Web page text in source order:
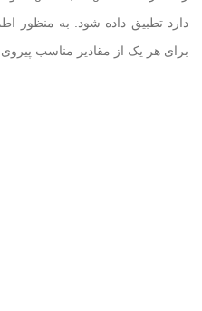
دارد تطبیق داده شود. به منظور
برای هر یک از مقادیر مناسب پیروی